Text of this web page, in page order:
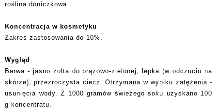
roślina doniczkowa.
Koncentracja w kosmetyku
Zakres zastosowania do 10%.
Wygląd
Barwa - jasno zołta do brązowo-zielonej, lepka (w odczuciu na
skórze), przezroczysta ciecz. Otrzymana w wyniku zatężenia -
usunięcia wody. Z 1000 gramów świeżego soku uzyskano 100
g koncentratu.